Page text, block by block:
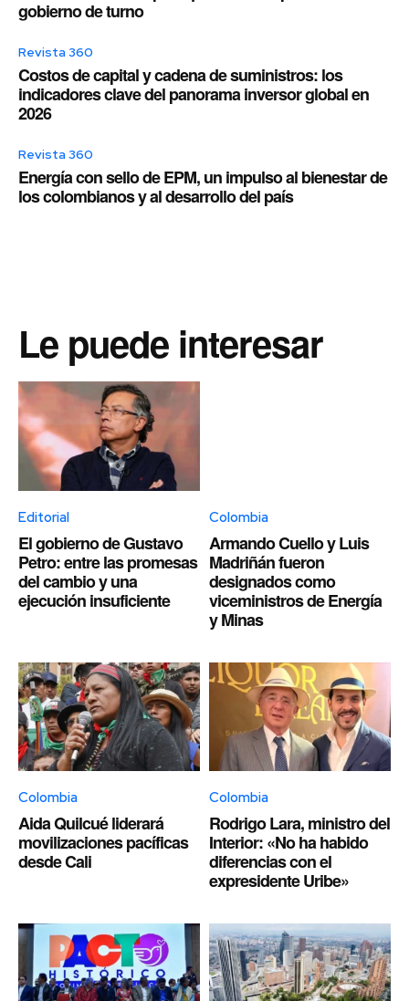
gobierno de turno
Revista 360
Costos de capital y cadena de suministros: los
indicadores clave del panorama inversor global en
2026
Revista 360
Energía con sello de EPM, un impulso al bienestar de
los colombianos y al desarrollo del país
Le puede interesar
Editorial
El gobierno de Gustavo
Petro: entre las promesas
del cambio y una
ejecución insuficiente
Colombia
Armando Cuello y Luis
Madriñán fueron
designados como
viceministros de Energía
y Minas
Colombia
Aida Quilcué liderará
movilizaciones pacíficas
desde Cali
Colombia
Rodrigo Lara, ministro del
Interior: «No ha habido
diferencias con el
expresidente Uribe»